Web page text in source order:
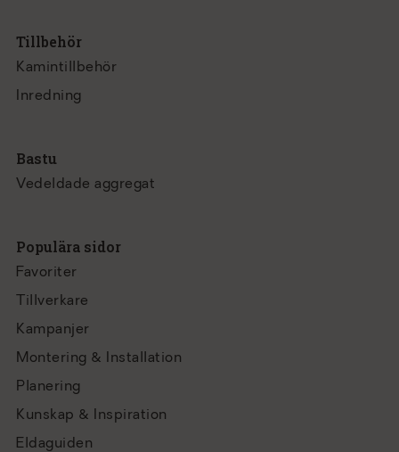
Tillbehör
Kamintillbehör
Inredning
Bastu
Vedeldade aggregat
Populära sidor
Favoriter
Tillverkare
Kampanjer
Montering & Installation
Planering
Kunskap & Inspiration
Eldaguiden